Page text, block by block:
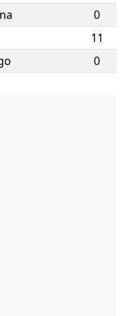
0
11
0